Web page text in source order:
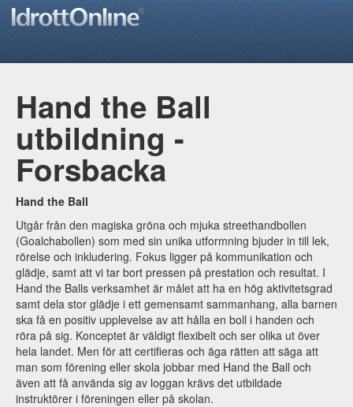
Hand the Ball
utbildning -
Forsbacka
Hand the Ball
Utgår från den magiska gröna och mjuka streethandbollen
(Goalchabollen) som med sin unika utformning bjuder in till lek,
rörelse och inkludering. Fokus ligger på kommunikation och
glädje, samt att vi tar bort pressen på prestation och resultat. I
Hand the Balls verksamhet är målet att ha en hög aktivitetsgrad
samt dela stor glädje i ett gemensamt sammanhang, alla barnen
ska få en positiv upplevelse av att hålla en boll i handen och
röra på sig. Konceptet är väldigt flexibelt och ser olika ut över
hela landet. Men för att certifieras och äga rätten att säga att
man som förening eller skola jobbar med Hand the Ball och
även att få använda sig av loggan krävs det utbildade
instruktörer i föreningen eller på skolan.